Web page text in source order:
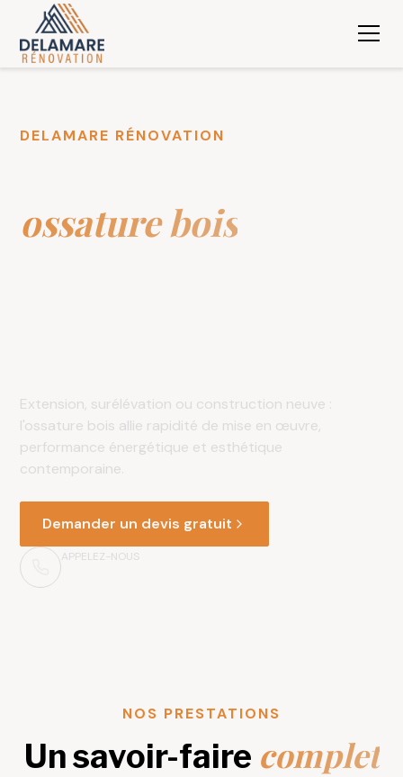
DELAMARE RÉNOVATION
ossature bois
Extension, surélévation ou construction neuve :
l'ossature bois allie rapidité de mise en œuvre,
performance énergétique et esthétique
contemporaine.
Demander un devis gratuit
APPELEZ-NOUS
NOS PRESTATIONS
Un savoir-faire complet